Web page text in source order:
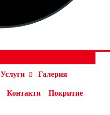
Услуги Галерия
Контакти Покритие